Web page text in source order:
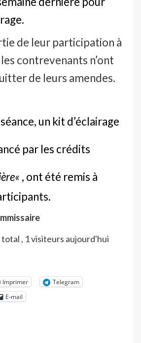
de leur participation à
contrevenants n’ont
de leurs amendes.
un kit d’éclairage
par les crédits
« , ont été remis à
total , 1 visiteurs aujourd'hui
Imprimer
Telegram
E-mail